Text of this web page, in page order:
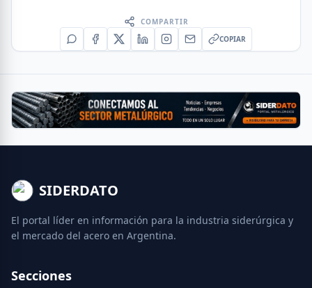
COMPARTIR
COPIAR
SIDERDATO
El portal líder en información para la industria siderúrgica y
el mercado del acero en Argentina.
Secciones